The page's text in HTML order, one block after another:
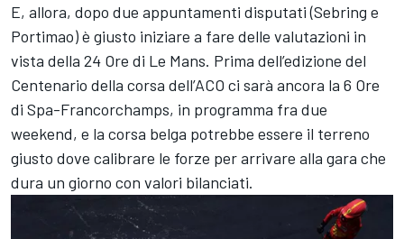
E, allora, dopo due appuntamenti disputati (Sebring e
Portimao) è giusto iniziare a fare delle valutazioni in
vista della 24 Ore di Le Mans. Prima dell’edizione del
Centenario della corsa dell’ACO ci sarà ancora la 6 Ore
di Spa-Francorchamps, in programma fra due
weekend, e la corsa belga potrebbe essere il terreno
giusto dove calibrare le forze per arrivare alla gara che
dura un giorno con valori bilanciati.